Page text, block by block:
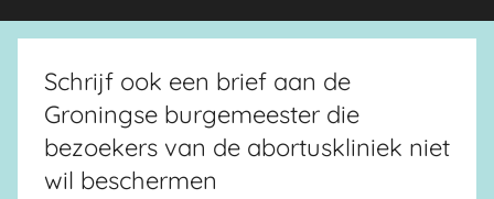
Schrijf ook een brief aan de
Groningse burgemeester die
bezoekers van de abortuskliniek niet
wil beschermen